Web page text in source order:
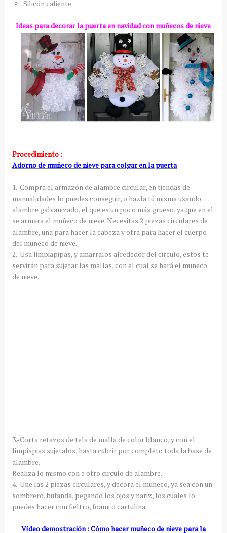
Silicón caliente
Ideas para decorar la puerta en navidad con muñecos de nieve
Procedimiento :
Adorno de muñeco de nieve para colgar en la puerta
1.-Compra el armazón de alambre circular, en tiendas de
manualidades lo puedes conseguir, o hazla tú misma usando
alambre galvanizado, el que es un poco más grueso, ya que en el
se armara el muñeco de nieve. Necesitas 2 piezas circulares de
alambre, una para hacer la cabeza y otra para hacer el cuerpo
del muñeco de nieve.
2.-Usa limpiapipas, y amarralos alrededor del circulo, estos te
servirán para sujetar las mallas, con el cual se hará el muñeco
de nieve.
3.-Corta retazos de tela de malla de color blanco, y con el
limpiapias sujetalos, hasta cubrir por completo toda la base de
alambre.
Realiza lo mismo con e otro circulo de alambre.
4.-Une las 2 piezas circulares, y decora el muñeco, ya sea con un
sombrero, bufanda, pegando los ojos y nariz, los cuales lo
puedes hacer con fieltro, foami o cartulina.
Vídeo demostración : Cómo hacer muñeco de nieve para la